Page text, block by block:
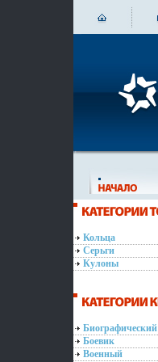
Кольца
Серьги
Кулоны
Биографический
Боевик
Военный